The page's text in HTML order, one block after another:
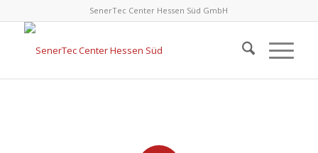
SenerTec Center Hessen Süd GmbH